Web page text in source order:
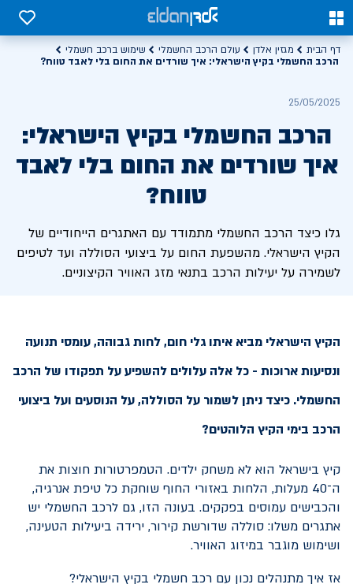
0
0
דף הבית מגזין אלדן עולם הרכב החשמלי
שימוש ברכב חשמלי
הרכב החשמלי בקיץ הישראלי: איך שורדים את החום בלי לאבד טווח?
25/05/2025
הרכב החשמלי בקיץ הישראלי:
איך שורדים את החום בלי לאבד
טווח?
גלו כיצד הרכב החשמלי מתמודד עם האתגרים הייחודיים של
הקיץ הישראלי. מהשפעת החום על ביצועי הסוללה ועד לטיפים
לשמירה על יעילות הרכב בתנאי מזג האוויר הקיצוניים.
הקיץ הישראלי מביא איתו גלי חום, לחות גבוהה, עומסי תנועה
ונסיעות ארוכות - כל אלה עלולים להשפיע על תפקודו של הרכב
החשמלי. כיצד ניתן לשמור על הסוללה, על הנוסעים ועל ביצועי
הרכב בימי הקיץ הלוהטים?
קיץ בישראל הוא לא משחק ילדים. הטמפרטורות חוצות את
ה־40 מעלות, הלחות באזורי החוף שוחקת כל טיפת אנרגיה,
והכבישים עמוסים בפקקים. בעונה הזו, גם לרכב החשמלי יש
אתגרים משלו: סוללה שדורשת קירור, ירידה ביעילות הטעינה,
ושימוש מוגבר במיזוג האוויר.
אז איך מתנהלים נכון עם רכב חשמלי בקיץ הישראלי?